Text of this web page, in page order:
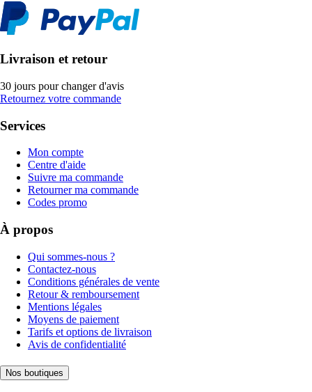
Livraison et retour
30 jours pour changer d'avis
Retournez votre commande
Services
Mon compte
Centre d'aide
Suivre ma commande
Retourner ma commande
Codes promo
À propos
Qui sommes-nous ?
Contactez-nous
Conditions générales de vente
Retour & remboursement
Mentions légales
Moyens de paiement
Tarifs et options de livraison
Avis de confidentialité
Nos boutiques